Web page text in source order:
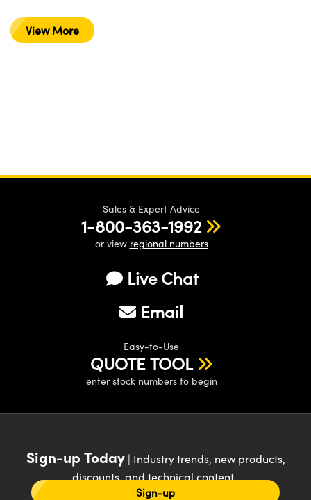
View More
Sales & Expert Advice
1-800-363-1992
or view regional numbers
Live Chat
Email
Easy-to-Use
QUOTE TOOL
enter stock numbers to begin
Sign-up Today| Industry trends, new products,
discounts, and technical content
Sign-up